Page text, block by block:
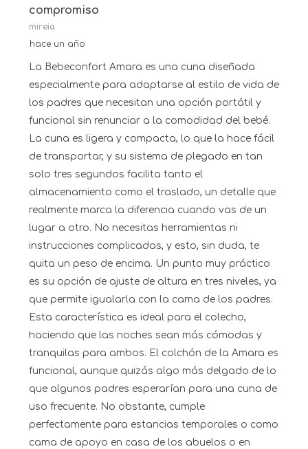
compromiso
mireia
hace un año
La Bebeconfort Amara es una cuna diseñada
especialmente para adaptarse al estilo de vida de
los padres que necesitan una opción portátil y
funcional sin renunciar a la comodidad del bebé.
La cuna es ligera y compacta, lo que la hace fácil
de transportar, y su sistema de plegado en tan
solo tres segundos facilita tanto el
almacenamiento como el traslado, un detalle que
realmente marca la diferencia cuando vas de un
lugar a otro. No necesitas herramientas ni
instrucciones complicadas, y esto, sin duda, te
quita un peso de encima. Un punto muy práctico
es su opción de ajuste de altura en tres niveles, ya
que permite igualarla con la cama de los padres.
Esta característica es ideal para el colecho,
haciendo que las noches sean más cómodas y
tranquilas para ambos. El colchón de la Amara es
funcional, aunque quizás algo más delgado de lo
que algunos padres esperarían para una cuna de
uso frecuente. No obstante, cumple
perfectamente para estancias temporales o como
cama de apoyo en casa de los abuelos o en